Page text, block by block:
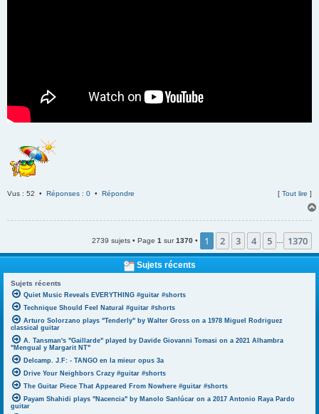
Vus : 52 • Réponses : 0 • Répondre [ Tout lire ]
2739 sujets • Page 1 sur1370 • 1 2 3 4 5 1370
Sujets récents
Sujets récents
Quiet Music Reveals EVERYTHING #guitar #shorts
Technique Should Feel Natural #guitar #shorts
Arturo Solorzano plays "Tenderly" by Walter Gross on a 1978 Miguel Rodriguez
classical guitar
A. Tansman's "Gaillarde" played by Davide Giovanni Tomasi on a 2021 Alhambra
"Mengual y Margarit NT"
Delcamp. J.F: - TANGO en la mieur opus 3a
Drive Your Neighbors Crazy #guitar #shorts
The Guitar Piece That Appeared From Nowhere #guitar #shorts
Payam Shahidi plays "Nacencia" by Manolo Sanlúcar on a 2017 Antonio Raya Pardo
guitar